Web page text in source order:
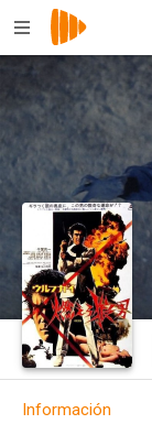
Información